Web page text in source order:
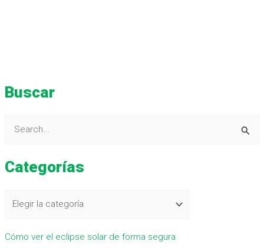
Buscar
s
p
Categorías
Cómo ver el eclipse solar de forma segura